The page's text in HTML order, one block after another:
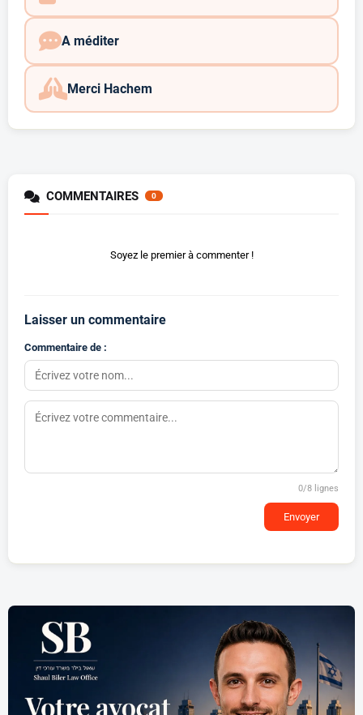
A méditer
Merci Hachem
COMMENTAIRES 0
Soyez le premier à commenter !
Laisser un commentaire
Commentaire de :
0/8 lignes
Envoyer